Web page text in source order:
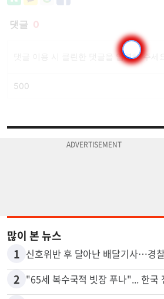
많이 본 뉴스
1
2